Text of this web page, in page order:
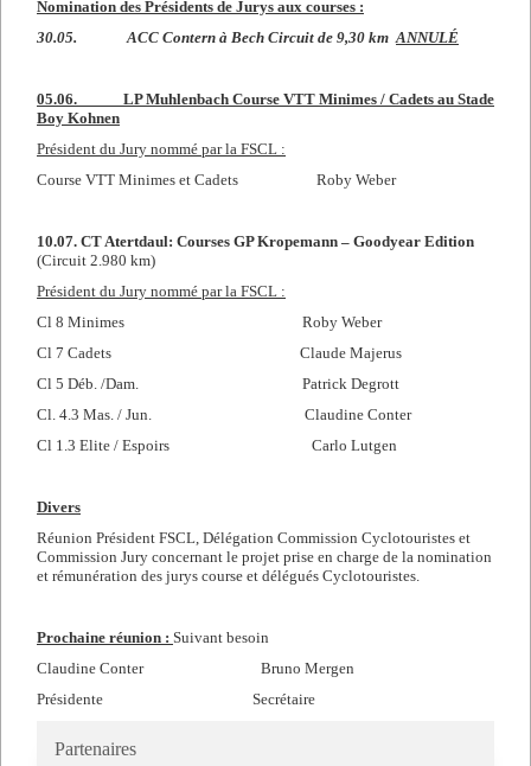
Nomination des Présidents de Jurys aux courses :
30.05. ACC Contern à Bech Circuit de 9,30 kmANNULÉ
05.06. LP Muhlenbach Course VTT Minimes / Cadets au Stade
Boy Kohnen
Président du Jury nommé par la FSCL :
Course VTT Minimes et Cadets Roby Weber
10.07. CT Atertdaul: Courses GP Kropemann – Goodyear Edition
(Circuit 2.980 km)
Président du Jury nommé par la FSCL :
Cl 8 Minimes Roby Weber
Cl 7 Cadets Claude Majerus
Cl 5 Déb. /Dam. Patrick Degrott
Cl. 4.3 Mas. / Jun. Claudine Conter
Cl 1.3 Elite / Espoirs Carlo Lutgen
Divers
Réunion Président FSCL, Délégation Commission Cyclotouristes et
Commission Jury concernant le projet prise en charge de la nomination
et rémunération des jurys course et délégués Cyclotouristes.
Prochaine réunion : Suivant besoin
Claudine Conter Bruno Mergen
Présidente Secrétaire
Partenaires